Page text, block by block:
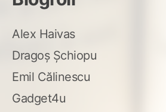
Alex Haivas
Dragoș Șchiopu
Emil Călinescu
Gadget4u